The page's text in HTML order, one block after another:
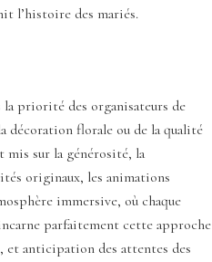
l’histoire des mariés.
priorité des organisateurs de
décoration florale ou de la qualité
mis sur la générosité, la
originaux, les animations
immersive, où chaque
parfaitement cette approche
et anticipation des attentes des